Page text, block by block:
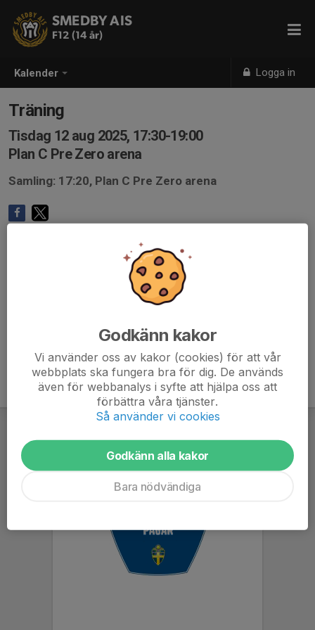
Kalender Logga in
SMEDBY AIS
F12 (14 år)
Träning
Tisdag 12 aug 2025, 17:30-19:00
Plan C Pre Zero arena
Samling: 17:20, Plan C Pre Zero arena
Godkänn kakor
Vi använder oss av kakor (cookies) för att vår
webbplats ska fungera bra för dig. De används
även för webbanalys i syfte att hjälpa oss att
förbättra våra tjänster.
Så använder vi cookies
Godkänn alla kakor
Bara nödvändiga